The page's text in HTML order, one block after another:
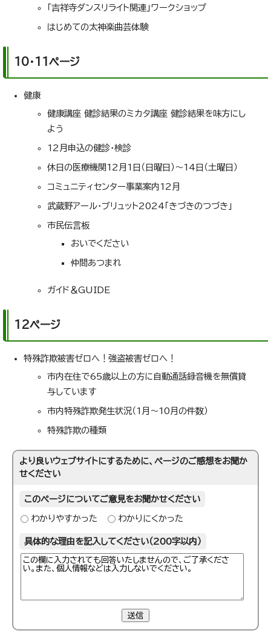
「吉祥寺ダンスリライト関連」ワークショップ
はじめての太神楽曲芸体験
10・11ページ
健康
健康講座 健診結果のミカタ講座 健診結果を味方にし
よう
12月申込の健診・検診
休日の医療機関12月1日（日曜日）～14日（土曜日）
コミュニティセンター事業案内12月
武蔵野アール・ブリュット2024「きづきのつづき」
市民伝言板
おいでください
仲間あつまれ
ガイド＆GUIDE
12ページ
特殊詐欺被害ゼロへ！強盗被害ゼロへ！
市内在住で65歳以上の方に自動通話録音機を無償貸
与しています
市内特殊詐欺発生状況（1月～10月の件数）
特殊詐欺の種類
より良いウェブサイトにするために、ページのご感想をお聞か
せください
このページについてご意見をお聞かせください
わかりやすかった わかりにくかった
具体的な理由を記入してください（200字以内）
送信